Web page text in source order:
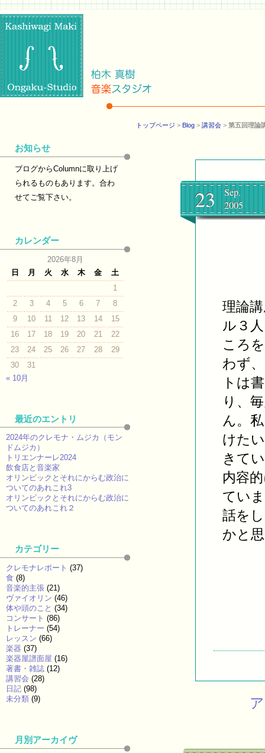
トップページ > Blog > 講習会 > 第五回理論
23
Sep.
2005
理論
ル３
ころ
わず
トは
り、
ん。
けた
きて
内容
てい
話を
かと
お知らせ
ブログからColumnに取り上げ
られるものもあります。合わ
せてご覧下さい。
カレンダー
2026年8月
日
月 火 水 木 金
土
1
2
3 4 5 6 7
8
9
10 11 12 13 14
15
16
17 18 19 20 21
22
23
24 25 26 27 28
29
30
31
« 10月
最近のエントリ
2024年のクレモナ・ムジカ（モン
ドムジカ）
トリエンナーレ2024
飲食店と音楽家
オリンピックとそれにからむ政治に
ついてのあれこれ3
オリンピックとそれにからむ政治に
ついてのあれこれ２
カテゴリー
クレモナレポート (37)
食 (8)
音楽的主張 (21)
ヴァイオリン (46)
体や頭のこと (34)
コンサート (86)
トレーナー (54)
レッスン (66)
楽器 (37)
楽器屋譜面屋 (16)
著書・雑誌 (12)
講習会 (28)
日記 (98)
未分類 (9)
月別アーカイヴ